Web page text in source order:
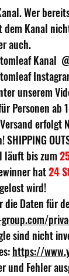
Wer
Kanal
auch.
Kanal
unserem
Personen ab
erfolgt
läuft bis zum
hat 24
wird!
die Daten für
sind nicht
https://
und Fehler